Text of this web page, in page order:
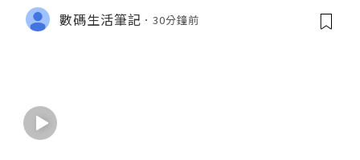
數碼生活筆記 30分鐘前